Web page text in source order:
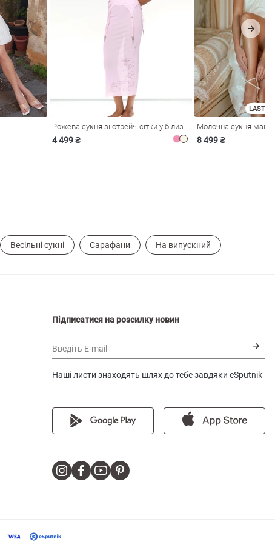
4 499 ₴
LAST
8 499 ₴
Весільні сукні Сарафани На випускний
Підписатися на розсилку новин
Введіть E-mail
Наші листи знаходять шлях до тебе завдяки eSputnik